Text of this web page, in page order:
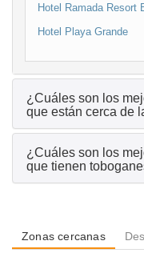
Hotel Ramada Resort
Hotel Playa Grande
¿Cuáles son los
que están cerca de
¿Cuáles son los
que tienen
Zonas cercanas